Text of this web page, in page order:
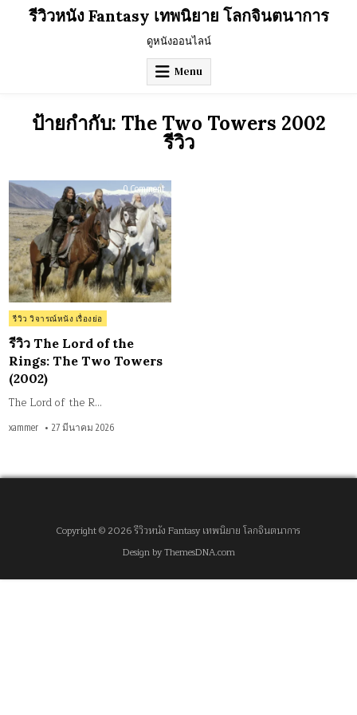
รีวิวหนัง Fantasy เทพนิยาย โลกจินตนาการ
ดูหนังออนไลน์
Menu
ป้ายกำกับ: The Two Towers 2002
รีวิว
0 Commenton
รีวิว
The
Lord
of
the
Rings:
The
Two
Towers
(2002)
Posted
in
รีวิว วิจารณ์หนัง เรื่องย่อ
รีวิว The Lord of the
Rings: The Two Towers
(2002)
The Lord of the R…
xammer 27 มีนาคม 2026
Copyright © 2026 รีวิวหนัง Fantasy เทพนิยาย โลกจินตนาการ
Design by ThemesDNA.com